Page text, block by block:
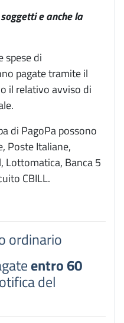
e anche la
spese di
pagate tramite il
il relativo avviso di
di PagoPa possono
Poste Italiane,
Lottomatica, Banca 5
CBILL.
ordinario
entro 60
del